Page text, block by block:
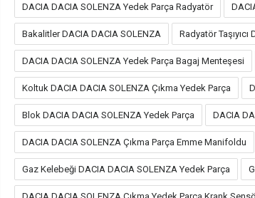
DACIA DACIA SOLENZA Yedek Parça Radyatör
Bakalitler DACIA DACIA SOLENZA Radyatör
DACIA DACIA SOLENZA Yedek Parça Bagaj Menteşesi
Koltuk DACIA DACIA SOLENZA Çıkma Yedek Parça
Blok DACIA DACIA SOLENZA Yedek Parça DACIA
DACIA DACIA SOLENZA Çıkma Parça Emme Manifoldu
Gaz Kelebeği DACIA DACIA SOLENZA Yedek Parça